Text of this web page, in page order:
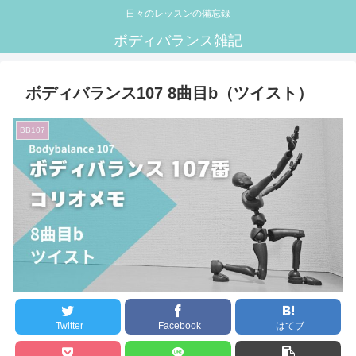
日々のレッスンの備忘録
ボディバランス雑記
ボディバランス107 8曲目b（ツイスト）
BB107
Twitter Facebook はてブ